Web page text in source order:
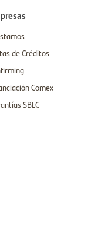
de Créditos
Comex
SBLC